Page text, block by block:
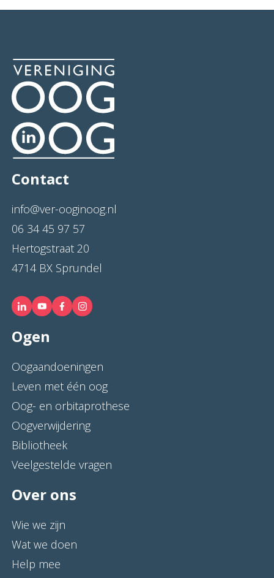
Contact
info@ver-ooginoog.nl
06 34 45 97 57
Hertogstraat 20
4714 BX Sprundel
Ogen
Oogaandoeningen
Leven met één oog
Oog- en orbitaprothese
Oogverwijdering
Bibliotheek
Veelgestelde vragen
Over ons
Wie we zijn
Wat we doen
Help mee